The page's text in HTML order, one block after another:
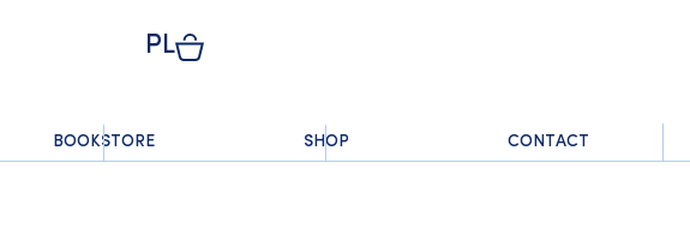
PL
BOOKSTORE SHOP CONTACT